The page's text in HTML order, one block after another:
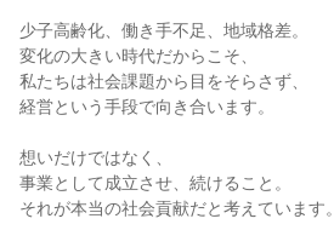
少子高齢化、働き手不足、地域格差。
変化の大きい時代だからこそ、
私たちは社会課題から目をそらさず、
経営という手段で向き合います。
想いだけではなく、
事業として成立させ、続けること。
それが本当の社会貢献だと考えています。